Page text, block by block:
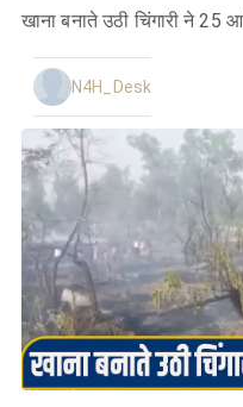
खाना बनाते उठी चिंगारी ने 25
N4H_Desk